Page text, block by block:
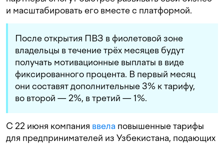
и масштабировать его вместе с платформой.
После открытия ПВЗ в фиолетовой зоне
владельцы в течение трёх месяцев будут
получать мотивационные выплаты в виде
фиксированного процента. В первый месяц
они составят дополнительные 3% к тарифу,
во второй — 2%, в третий — 1%.
C 22 июня компания ввела повышенные тарифы
для предпринимателей из Узбекистана, подающих